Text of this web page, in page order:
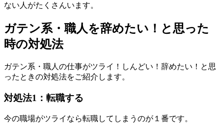
ない人がたくさんいます。
ガテン系・職人を辞めたい！と思った
時の対処法
ガテン系・職人の仕事がツライ！しんどい！辞めたい！と思
ったときの対処法をご紹介します。
対処法1：転職する
今の職場がツライなら転職してしまうのが１番です。